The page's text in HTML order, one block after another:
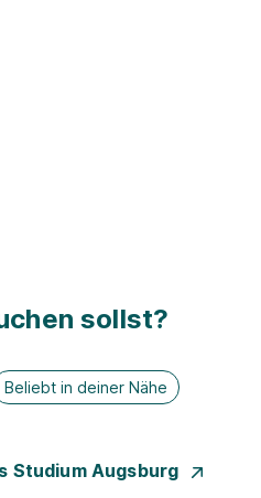
sollst?
Beliebt in deiner Nähe
Studium Augsburg